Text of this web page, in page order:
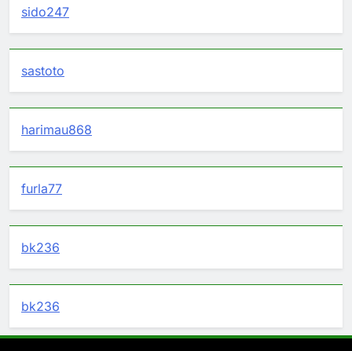
sido247
sastoto
harimau868
furla77
bk236
bk236